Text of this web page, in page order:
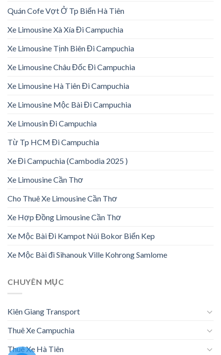
Quán Cofe Vợt Ở Tp Biển Hà Tiên
Xe Limousine Xà Xía Đi Campuchia
Xe Limousine Tịnh Biên Đi Campuchia
Xe Limousine Châu Đốc Đi Campuchia
Xe Limousine Hà Tiên Đi Campuchia
Xe Limousine Mộc Bài Đi Campuchia
Xe Limousin Đi Campuchia
Từ Tp HCM Đi Campuchia
Xe Đi Campuchia (Cambodia 2025 )
Xe Limousine Cần Thơ
Cho Thuê Xe Limousine Cần Thơ
Xe Hợp Đồng Limousine Cần Thơ
Xe Mộc Bài Đi Kampot Núi Bokor Biển Kep
Xe Mộc Bài đi Sihanouk Ville Kohrong Samlome
CHUYÊN MỤC
Kiên Giang Transport
Thuê Xe Campuchia
Thuê Xe Hà Tiên